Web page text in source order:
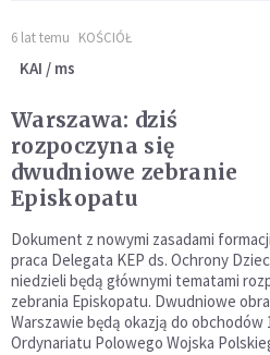
6 lat temu KOŚCIÓŁ
KAI / ms
Warszawa: dziś
rozpoczyna się
dwudniowe zebranie
Episkopatu
Dokument z nowymi zasadami
praca Delegata KEP ds. Ochrony
niedzieli będą głównymi tematami
zebrania Episkopatu. Dwudniowe
Warszawie będą okazją do obchodów
Ordynariatu Polowego Wojska